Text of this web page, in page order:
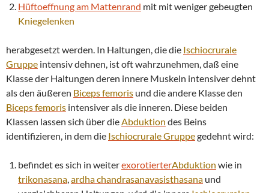
Hüftoeffnung am Mattenrand mit mit weniger gebeugten
Kniegelenken
herabgesetzt werden. In Haltungen, die die Ischiocrurale
Gruppe intensiv dehnen, ist oft wahrzunehmen, daß eine
Klasse der Haltungen deren innere Muskeln intensiver dehnt
als den äußeren Biceps femoris und die andere Klasse den
Biceps femoris intensiver als die inneren. Diese beiden
Klassen lassen sich über dieAbduktion des Beins
identifizieren, in dem die Ischiocrurale Gruppegedehnt wird:
befindet es sich in weiterexorotierterAbduktion wie in
trikonasana,ardha chandrasanavasisthasana und